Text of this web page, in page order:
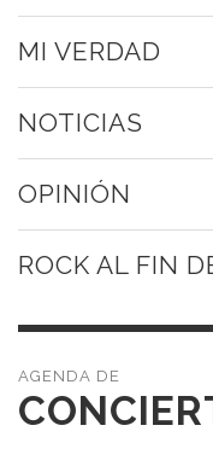
MI VERDAD
NOTICIAS
OPINIÓN
ROCK AL FIN